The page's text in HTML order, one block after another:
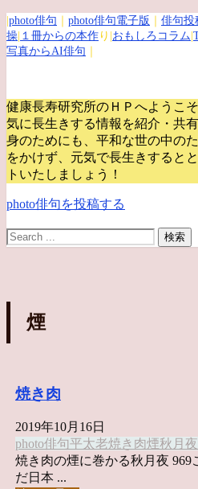
photo俳句 photo俳句電子版 俳句投
操 １冊からの本作 り| おもしろコラム
写真からAI俳句
健康長寿研究所のＨＰへようこ
気に長生きする情報を紹介・共
身のためにも、平和な世の中の
をかけず、元気で長生きすると
トいたしましょう！
photo俳句を投稿する
煙
焼き肉
2019年10月16日
photo俳句平太老焼き肉煙秋月夜
焼き肉の煙に巻かる秋月夜 969
だ日本 ...